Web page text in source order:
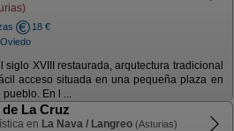
18 €
siglo XVIII restaurada, arqutectura tradicional
acceso situada en una pequeña plaza en
En l ...
La Cruz
en La Nava / Langreo (Asturias)